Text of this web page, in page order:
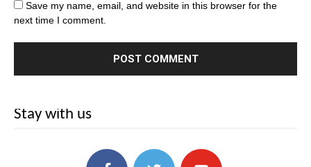
Save my name, email, and website in this browser for the
next time I comment.
Stay with us